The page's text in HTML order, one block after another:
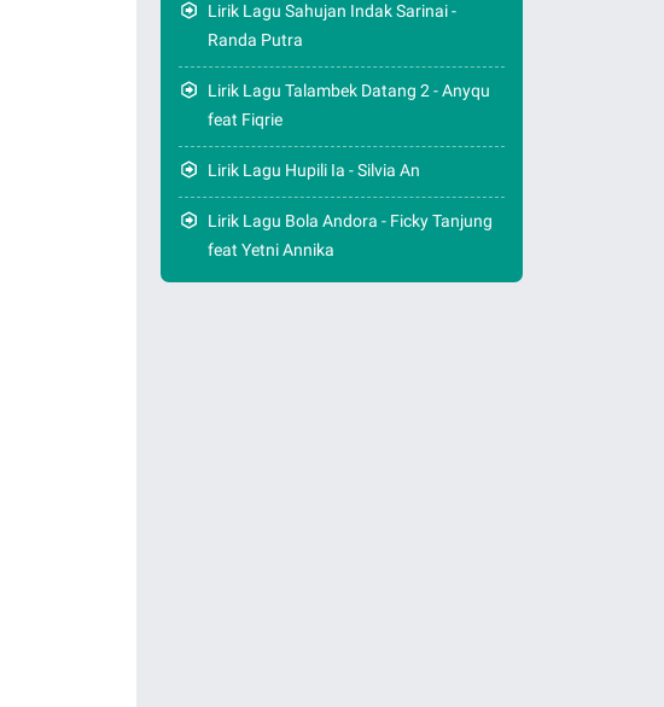
Lirik Lagu Sahujan Indak Sarinai -
Randa Putra
Lirik Lagu Talambek Datang 2 - Anyqu
feat Fiqrie
Lirik Lagu Hupili Ia - Silvia An
Lirik Lagu Bola Andora - Ficky Tanjung
feat Yetni Annika